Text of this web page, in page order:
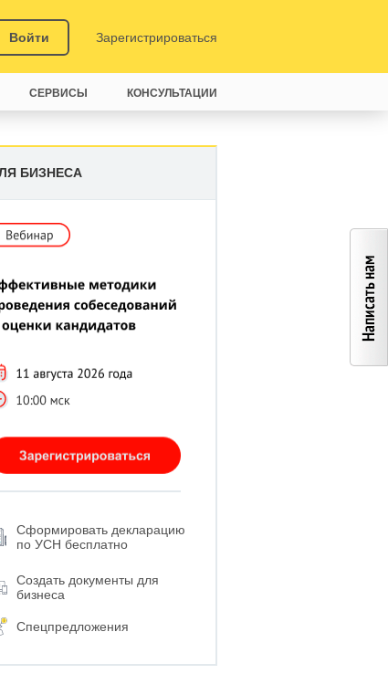
Войти Зарегистрироваться
БИЗНЕСА
Сформировать декларацию
по УСН бесплатно
Создать документы для
бизнеса
Спецпредложения
СЕРВИСЫ КОНСУЛЬТАЦИИ